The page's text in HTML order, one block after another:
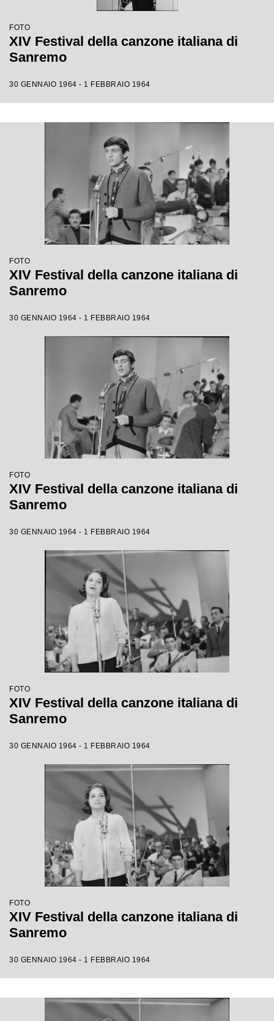
FOTO
XIV Festival della canzone italiana di
Sanremo
30 GENNAIO 1964 - 1 FEBBRAIO 1964
FOTO
XIV Festival della canzone italiana di
Sanremo
30 GENNAIO 1964 - 1 FEBBRAIO 1964
FOTO
XIV Festival della canzone italiana di
Sanremo
30 GENNAIO 1964 - 1 FEBBRAIO 1964
FOTO
XIV Festival della canzone italiana di
Sanremo
30 GENNAIO 1964 - 1 FEBBRAIO 1964
FOTO
XIV Festival della canzone italiana di
Sanremo
30 GENNAIO 1964 - 1 FEBBRAIO 1964